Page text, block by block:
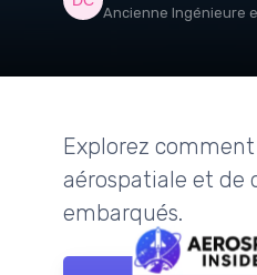
Ancienne Ingénieure
Explorez
aérospatiale et de
embarqués.